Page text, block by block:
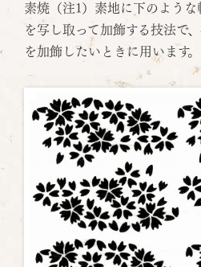
素焼（注1）素地に下のよう
を写し取って加飾する技法で
を加飾したいときに用います。